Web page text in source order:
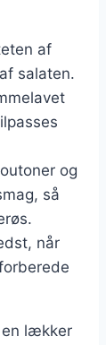
af
salaten.
og
så
når
en lækker